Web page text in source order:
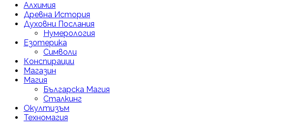
Алхимия
Древна История
Духовни Послания
Нумерология
Езотерика
Символи
Конспирации
Магазин
Магия
Българска Магия
Сталкинг
Окултизъм
Техномагия